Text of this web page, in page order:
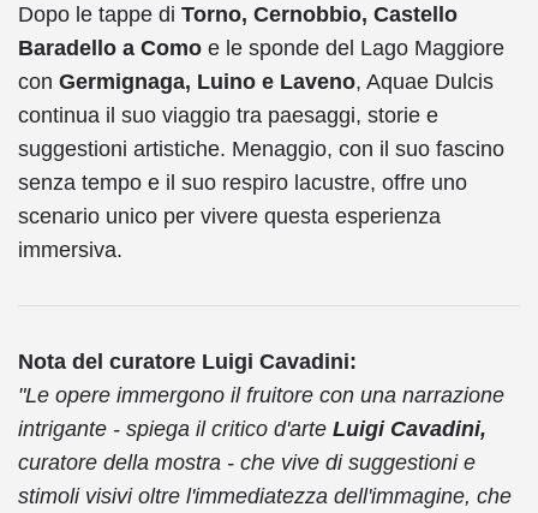
Dopo le tappe di Torno, Cernobbio, Castello
Baradello a Como e le sponde del Lago Maggiore
con Germignaga, Luino e Laveno, Aquae Dulcis
continua il suo viaggio tra paesaggi, storie e
suggestioni artistiche. Menaggio, con il suo fascino
senza tempo e il suo respiro lacustre, offre uno
scenario unico per vivere questa esperienza
immersiva.
Nota del curatore Luigi Cavadini:
"Le opere immergono il fruitore con una narrazione
intrigante - spiega il critico d'arte Luigi Cavadini,
curatore della mostra - che vive di suggestioni e
stimoli visivi oltre l'immediatezza dell'immagine, che